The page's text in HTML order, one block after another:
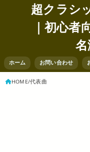
超クラシ
｜初心者
ホーム お問い合わせ
HOME 代表曲